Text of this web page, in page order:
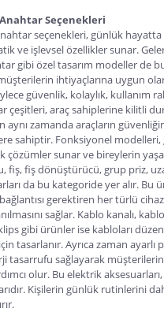
Seçenekleri
seçenekleri, günlük
ve işlevsel özellikler sunar.
gibi özel tasarım modeller de
ihtiyaçlarına uygun
güvenlik, kolaylık, kullanım
çeşitleri, araç sahiplerine kilitli
aynı zamanda araçların
sahiptir. Fonksiyonel modelleri,
çözümler sunar ve bireylerin
fiş, fiş dönüştürücü, grup priz,
da bu kategoride yer alır. Bu
gerektiren her türlü
sağlar. Kablo kanalı,
gibi ürünler ise kabloları
tasarlanır. Ayrıca zaman ayarlı
tasarrufu sağlayarak
olur. Bu elektrik
Kişilerin günlük rutinlerini